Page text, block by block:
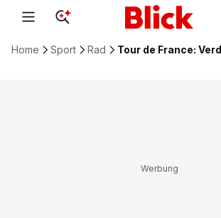
Home Sport Rad Tour de France: